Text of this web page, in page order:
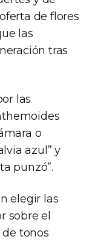
de flores
las
tras
las
o
azul” y
punzó”.
elegir las
sobre el
tonos